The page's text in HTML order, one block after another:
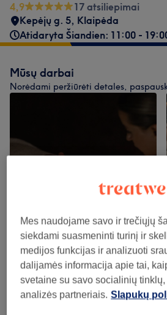
4,9
17 atsiliepimai
Kepėjų g. 5, Klaipėda
Atidaryta Šiandien: 11:00 -
Mūsų darbai
Norėdami peržiūrėti detales,
Mes naudojame savo ir trečiųjų
siekdami suasmeninti turinį ir
medijos funkcijas ir analizuoti
dalijamės informacija apie tai,
svetaine su savo socialinių
analizės partneriais. Slapukų